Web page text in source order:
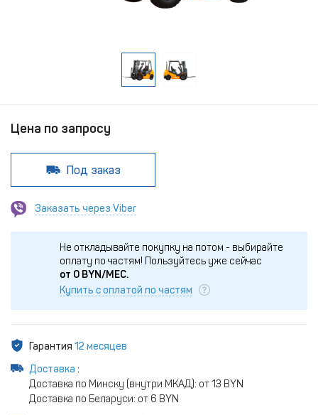
Цена по запросу
Под заказ
Заказать через Viber
Не откладывайте покупку на потом - выбирайте
оплату по частям! Пользуйтесь уже сейчас
от 0 BYN/МЕС.
Купить с оплатой по частям
Гарантия 12 месяцев
Доставка :
Доставка по Минску (внутри МКАД): от 13 BYN
Доставка по Беларуси: от 6 BYN